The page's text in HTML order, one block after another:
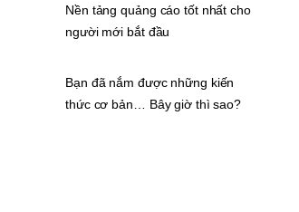
Nền tảng quảng cáo tốt nhất cho
người mới bắt đầu
Bạn đã nắm được những kiến ​​
thức cơ bản… Bây giờ thì sao?